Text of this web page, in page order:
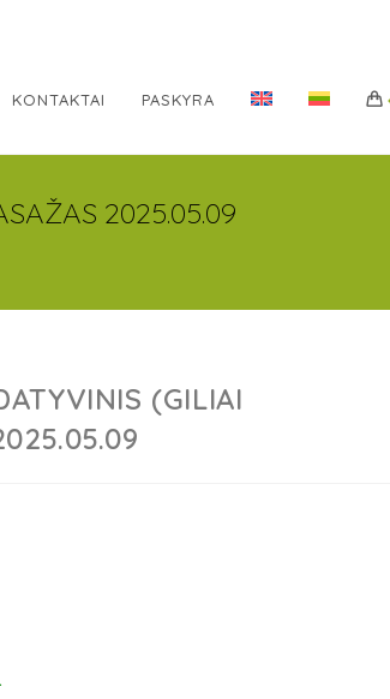
KONTAKTAI PASKYRA
2025.05.09
(GILIAI